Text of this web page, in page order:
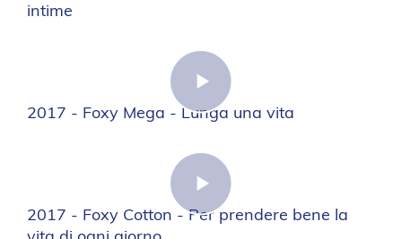
intime
2017 - Foxy Mega - Lunga una vita
2017 - Foxy Cotton - Per prendere bene la